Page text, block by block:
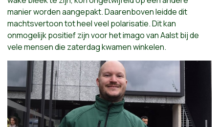
manier worden aangepakt. Daarenboven leidde dit
machtsvertoon tot heel veel polarisatie. Dit kan
onmogelijk positief zijn voor het imago van Aalst bij de
vele mensen die zaterdag kwamen winkelen.